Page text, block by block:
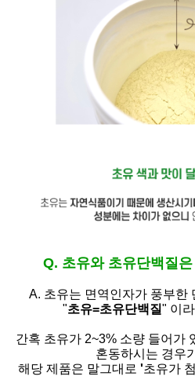
Q. 초유와 초유단백질
A. 초유는 면역인자가 풍부한
"초유=초유단백질" 이
간혹 초유가 2~3% 소량 들어가
혼동하시는 경우
해당 제품은 말그대로 '초유가